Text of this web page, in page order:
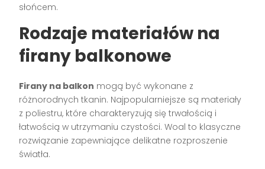
słońcem.
Rodzaje materiałów na
firany balkonowe
Firany na balkon mogą być wykonane z
różnorodnych tkanin. Najpopularniejsze są materiały
z poliestru, które charakteryzują się trwałością i
łatwością w utrzymaniu czystości. Woal to klasyczne
rozwiązanie zapewniające delikatne rozproszenie
światła.